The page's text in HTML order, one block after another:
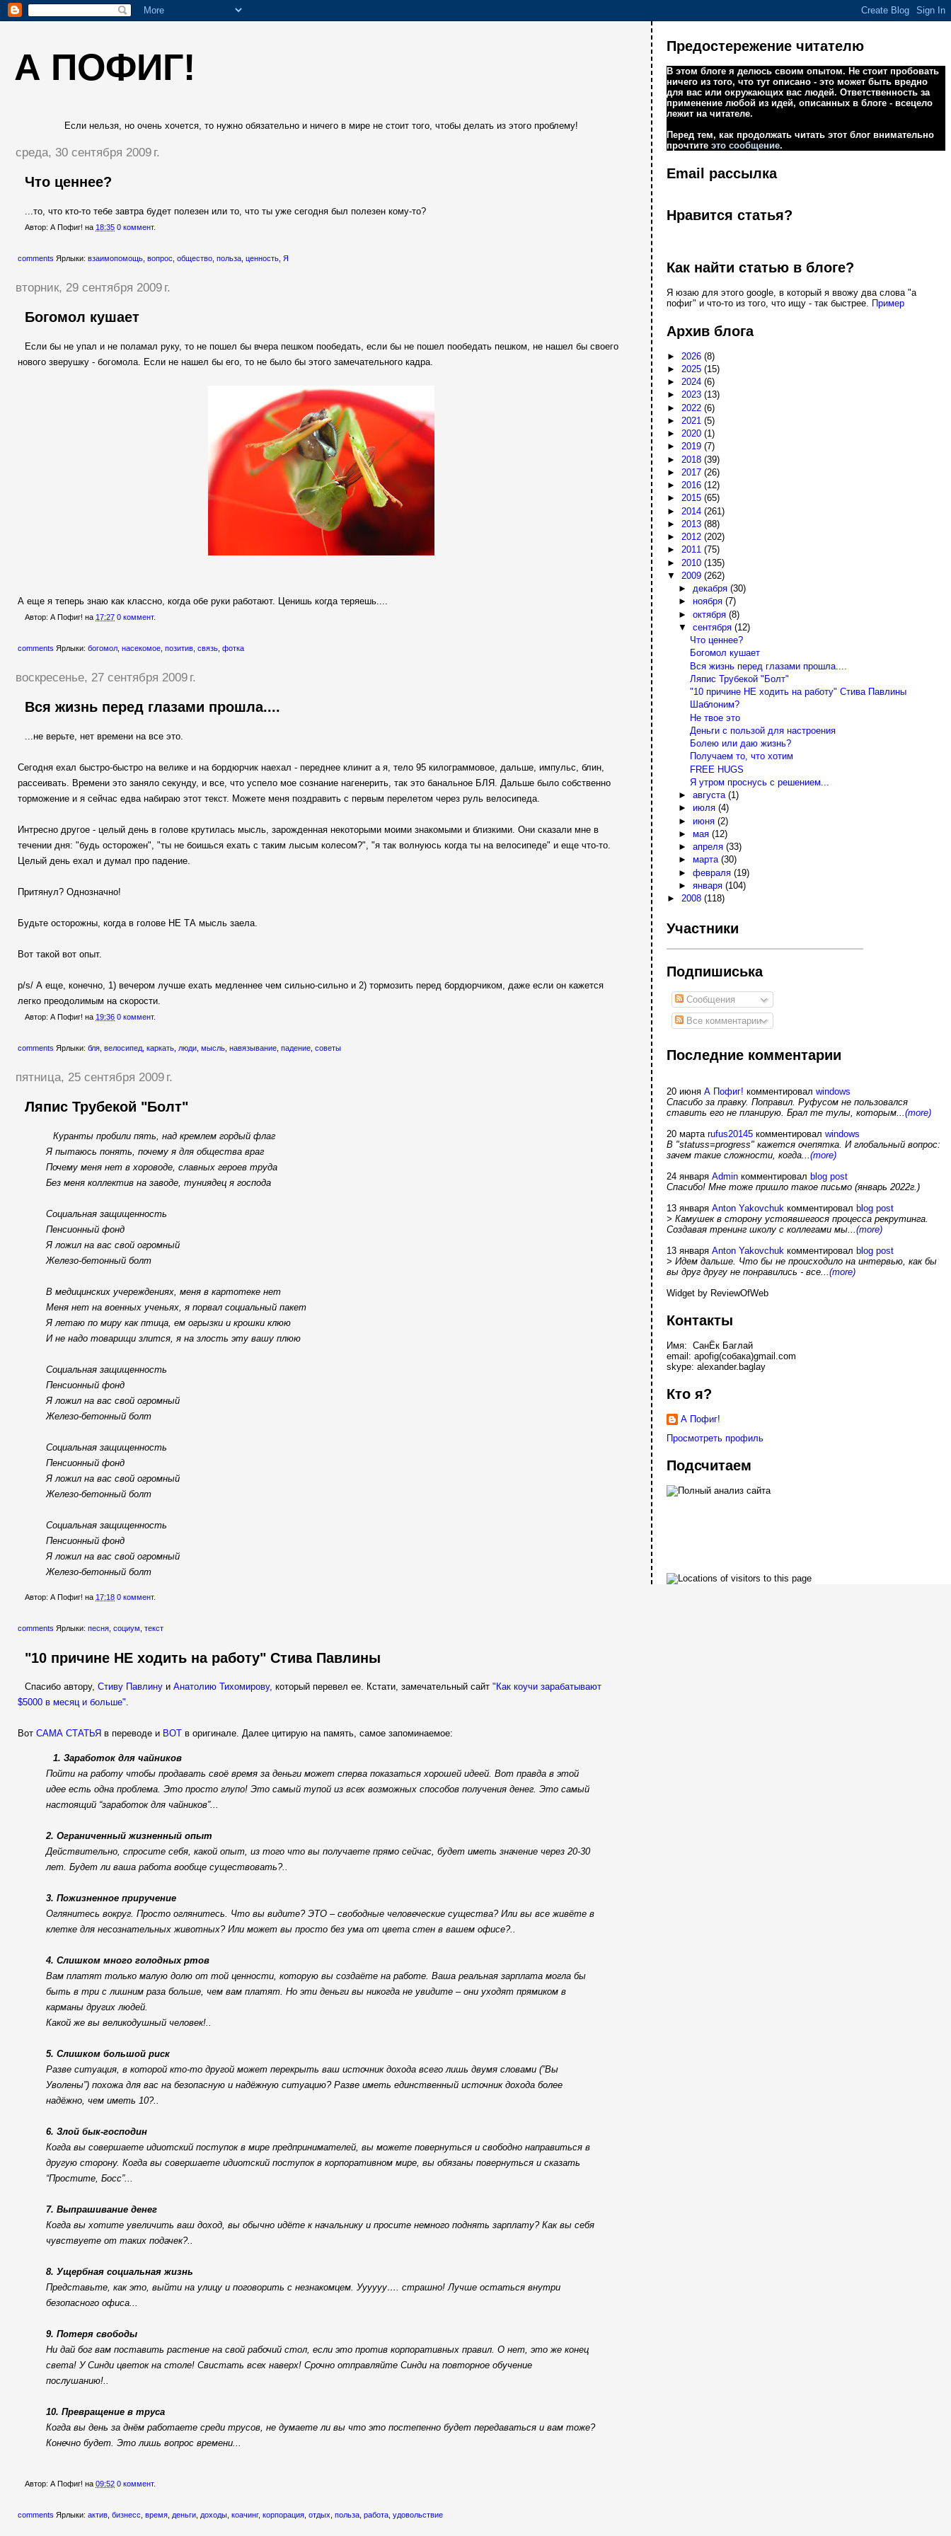
А ПОФИГ!
Если нельзя, но очень хочется, то нужно обязательно и ничего в мире не стоит того, чтобы делать из этого проблему!
среда, 30 сентября 2009 г.
Что ценнее?
...то, что кто-то тебе завтра будет полезен или то, что ты уже сегодня был полезен кому-то?
Автор: А Пофиг! на 18:35 0 коммент.
comments Ярлыки: взаимопомощь вопрос общество польза ценность Я
вторник, 29 сентября 2009 г.
Богомол кушает
Если бы не упал и не поламал руку, то не пошел бы вчера пешком пообедать, если бы не пошел пообедать пешком, не нашел бы своего
нового зверушку - богомола. Если не нашел бы его, то не было бы этого замечательного кадра.
А еще я теперь знаю как классно, когда обе руки работают. Ценишь когда теряешь....
Автор: А Пофиг! на 17:27 0 коммент.
comments Ярлыки: богомол насекомое позитив связь фотка
воскресенье, 27 сентября 2009 г.
Вся жизнь перед глазами прошла....
...не верьте, нет времени на все это.
Сегодня ехал быстро-быстро на велике и на бордюрчик наехал - переднее клинит а я, тело 95 килограммовое, дальше, импульс, блин,
рассеивать. Времени это заняло секунду, и все, что успело мое сознание нагенерить, так это банальное БЛЯ. Дальше было собственно
торможение и я сейчас едва набираю этот текст. Можете меня поздравить с первым перелетом через руль велосипеда.
Интресно другое - целый день в голове крутилась мысль, зарожденная некоторыми моими знакомыми и близкими. Они сказали мне в
течении дня: "будь осторожен", "ты не боишься ехать с таким лысым колесом?", "я так волнуюсь когда ты на велосипеде" и еще что-то.
Целый день ехал и думал про падение.
Притянул? Однозначно!
Будьте осторожны, когда в голове НЕ ТА мысль заела.
Вот такой вот опыт.
p/s/ А еще, конечно, 1) вечером лучше ехать медленнее чем сильно-сильно и 2) тормозить перед бордюрчиком, даже если он кажется
легко преодолимым на скорости.
Автор: А Пофиг! на 19:36 0 коммент.
comments Ярлыки: бля велосипед каркать люди мысль навязывание падение советы
пятница, 25 сентября 2009 г.
Ляпис Трубекой "Болт"
Куранты пробили пять, над кремлем гордый флаг
Я пытаюсь понять, почему я для общества враг
Почему меня нет в хороводе, славных героев труда
Без меня коллектив на заводе, туниядец я господа
Социальная защищенность
Пенсионный фонд
Я ложил на вас свой огромный
Железо-бетонный болт
В медицинских учереждениях, меня в картотеке нет
Меня нет на военных ученьях, я порвал социальный пакет
Я летаю по миру как птица, ем огрызки и крошки клюю
И не надо товарищи злится, я на злость эту вашу плюю
Социальная защищенность
Пенсионный фонд
Я ложил на вас свой огромный
Железо-бетонный болт
Социальная защищенность
Пенсионный фонд
Я ложил на вас свой огромный
Железо-бетонный болт
Социальная защищенность
Пенсионный фонд
Я ложил на вас свой огромный
Железо-бетонный болт
Автор: А Пофиг! на 17:18 0 коммент.
comments Ярлыки: песня социум текст
"10 причине НЕ ходить на работу" Стива Павлины
Спасибо автору, Стиву Павлину и Анатолию Тихомирову, который перевел ее. Кстати, замечательный сайт "Как коучи зарабатывают
$5000 в месяц и больше".
Вот САМА СТАТЬЯ в переводе и ВОТ в оригинале. Далее цитирую на память, самое запоминаемое:
1. Заработок для чайников
Пойти на работу чтобы продавать своё время за деньги может сперва показаться хорошей идеей. Вот правда в этой
идее есть одна проблема. Это просто глупо! Это самый тупой из всех возможных способов получения денег. Это самый
настоящий “заработок для чайников”...
2. Ограниченный жизненный опыт
Действительно, спросите себя, какой опыт, из того что вы получаете прямо сейчас, будет иметь значение через 20-30
лет. Будет ли ваша работа вообще существовать?..
3. Пожизненное приручение
Оглянитесь вокруг. Просто оглянитесь. Что вы видите? ЭТО – свободные человеческие существа? Или вы все живёте в
клетке для несознательных животных? Или может вы просто без ума от цвета стен в вашем офисе?..
4. Слишком много голодных ртов
Вам платят только малую долю от той ценности, которую вы создаёте на работе. Ваша реальная зарплата могла бы
быть в три с лишним раза больше, чем вам платят. Но эти деньги вы никогда не увидите – они уходят прямиком в
карманы других людей.
Какой же вы великодушный человек!..
5. Слишком большой риск
Разве ситуация, в которой кто-то другой может перекрыть ваш источник дохода всего лишь двумя словами (”Вы
Уволены”) похожа для вас на безопасную и надёжную ситуацию? Разве иметь единственный источник дохода более
надёжно, чем иметь 10?..
6. Злой бык-господин
Когда вы совершаете идиотский поступок в мире предпринимателей, вы можете повернуться и свободно направиться в
другую сторону. Когда вы совершаете идиотский поступок в корпоративном мире, вы обязаны повернуться и сказать
“Простите, Босс”...
7. Выпрашивание денег
Когда вы хотите увеличить ваш доход, вы обычно идёте к начальнику и просите немного поднять зарплату? Как вы себя
чувствуете от таких подачек?..
8. Ущербная социальная жизнь
Представьте, как это, выйти на улицу и поговорить с незнакомцем. Уууууу…. страшно! Лучше остаться внутри
безопасного офиса...
9. Потеря свободы
Ни дай бог вам поставить растение на свой рабочий стол, если это против корпоративных правил. О нет, это же конец
света! У Синди цветок на столе! Свистать всех наверх! Срочно отправляйте Синди на повторное обучение
послушанию!..
10. Превращение в труса
Когда вы день за днём работаете среди трусов, не думаете ли вы что это постепенно будет передаваться и вам тоже?
Конечно будет. Это лишь вопрос времени...
Автор: А Пофиг! на 09:52 0 коммент.
comments Ярлыки: актив бизнесс время деньги доходы коачинг, корпорация отдых польза работа удовольствие
Предостережение читателю
В этом блоге я делюсь своим опытом. Не стоит пробовать
ничего из того, что тут описано - это может быть вредно
для вас или окружающих вас людей. Ответственность за
применение любой из идей, описанных в блоге - всецело
лежит на читателе.
Перед тем, как продолжать читать этот блог внимательно
прочтитеэто сообщение.
Email рассылка
Нравится статья?
Как найти статью в блоге?
Я юзаю для этого google, в который я ввожу два слова "а
пофиг" и что-то из того, что ищу - так быстрее. Пример
Архив блога
► 2026(8)
► 2025(15)
►2024(6)
►2023(13)
► 2022(6)
► 2021(5)
►2020(1)
►2019(7)
► 2018(39)
► 2017(26)
►2016(12)
►2015(65)
► 2014(261)
► 2013(88)
►2012(202)
►2011(75)
► 2010(135)
▼ 2009(262)
► декабря (30)
► ноября (7)
► октября (8)
▼ сентября (12)
Что ценнее?
Богомол кушает
Вся жизнь перед глазами прошла....
Ляпис Трубекой "Болт"
"10 причине НЕ ходить на работу" Стива Павлины
Шаблоним?
Не твое это
Деньги с пользой для настроения
Болею или даю жизнь?
Получаем то, что хотим
FREE HUGS
Я утром проснусь с решением...
► августа (1)
► июля (4)
► июня (2)
► мая (12)
► апреля (33)
► марта (30)
► февраля (19)
► января (104)
►2008(118)
Участники
Подпишиська
Сообщения
Все комментарии
Последние комментарии
20 июняА Пофиг! комментировалwindows
Спасибо за правку. Поправил. Руфусом не пользовался
ставить его не планирую. Брал те тулы, которым...(more)
20 мартаrufus20145 комментировалwindows
В "statuss=progress" кажется очепятка. И глобальный вопрос:
зачем такие сложности, когда...(more)
24 январяAdmin комментировалblog post
Спасибо! Мне тоже пришло такое письмо (январь 2022г.)
13 январяAnton Yakovchuk комментировалblog post
> Камушек в сторону устоявшегося процесса рекрутинга.
Создавая тренинг школу с коллегами мы...(more)
13 январяAnton Yakovchuk комментировалblog post
> Идем дальше. Что бы не происходило на интервью, как бы
вы друг другу не понравились - все...(more)
Widget by ReviewOfWeb
Контакты
Имя: СанЁк Баглай
email: apofig(собака)gmail.com
skype: alexander.baglay
Кто я?
А Пофиг!
Просмотреть профиль
Подсчитаем